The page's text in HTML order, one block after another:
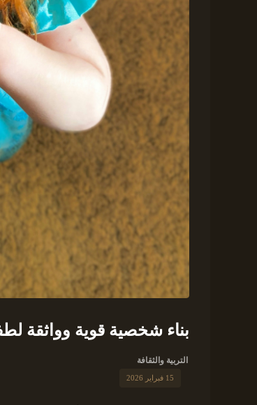
بناء شخصية قوية وواثقة
التربية والثقافة
15 فبراير 2026